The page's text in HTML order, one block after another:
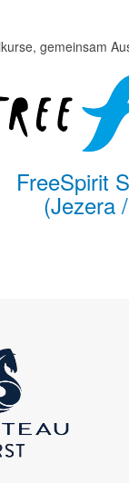
gemeinsam
FreeSpirit
(Jezera